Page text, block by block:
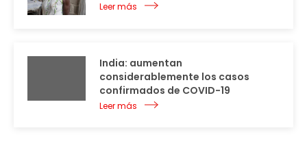
Leer más
India: aumentan
considerablemente los casos
confirmados de COVID-19
Leer más